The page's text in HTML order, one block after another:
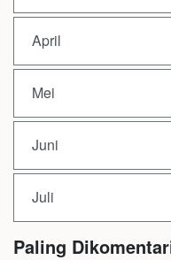
April
Mei
Juni
Juli
Paling